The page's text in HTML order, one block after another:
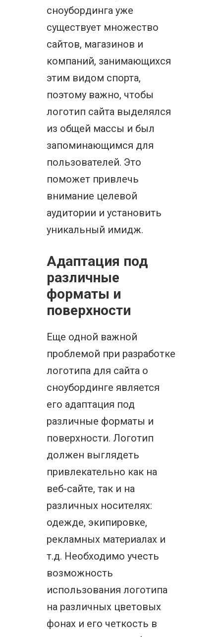
сноубординга уже
существует множество
сайтов, магазинов и
компаний, занимающихся
этим видом спорта,
поэтому важно, чтобы
логотип сайта выделялся
из общей массы и был
запоминающимся для
пользователей. Это
поможет привлечь
внимание целевой
аудитории и установить
уникальный имидж.
Адаптация под
различные
форматы и
поверхности
Еще одной важной
проблемой при разработке
логотипа для сайта о
сноубординге является
его адаптация под
различные форматы и
поверхности. Логотип
должен выглядеть
привлекательно как на
веб-сайте, так и на
различных носителях:
одежде, экипировке,
рекламных материалах и
т.д. Необходимо учесть
возможность
использования логотипа
на различных цветовых
фонах и его четкость в